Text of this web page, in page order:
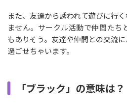
また、友達から誘われて遊びに行
ません。サークル活動で仲間たち
もありそう。友達や仲間との交流
過ごせちゃいます。
「ブラック」の意味は？